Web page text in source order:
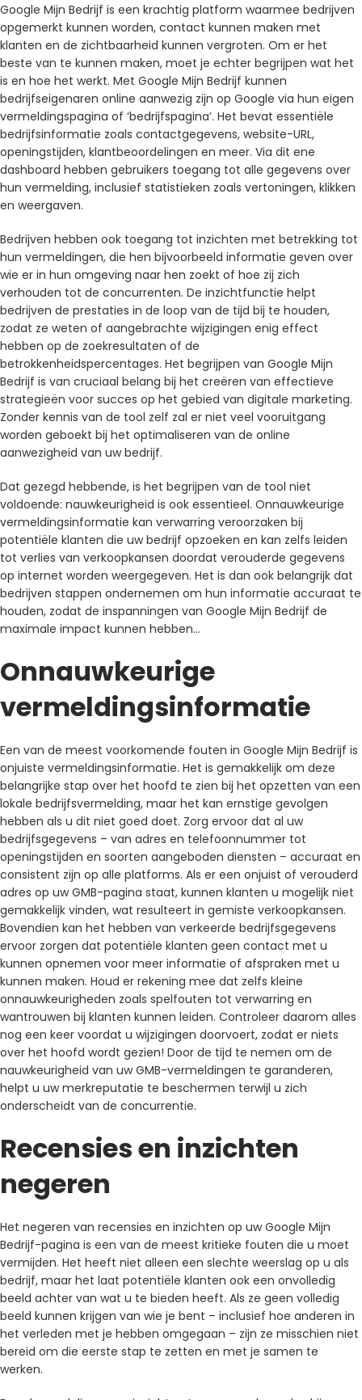
Google Mijn Bedrijf is een krachtig platform waarmee bedrijven
opgemerkt kunnen worden, contact kunnen maken met
klanten en de zichtbaarheid kunnen vergroten. Om er het
beste van te kunnen maken, moet je echter begrijpen wat het
is en hoe het werkt. Met Google Mijn Bedrijf kunnen
bedrijfseigenaren online aanwezig zijn op Google via hun eigen
vermeldingspagina of ‘bedrijfspagina’. Het bevat essentiële
bedrijfsinformatie zoals contactgegevens, website-URL,
openingstijden, klantbeoordelingen en meer. Via dit ene
dashboard hebben gebruikers toegang tot alle gegevens over
hun vermelding, inclusief statistieken zoals vertoningen, klikken
en weergaven.
Bedrijven hebben ook toegang tot inzichten met betrekking tot
hun vermeldingen, die hen bijvoorbeeld informatie geven over
wie er in hun omgeving naar hen zoekt of hoe zij zich
verhouden tot de concurrenten. De inzichtfunctie helpt
bedrijven de prestaties in de loop van de tijd bij te houden,
zodat ze weten of aangebrachte wijzigingen enig effect
hebben op de zoekresultaten of de
betrokkenheidspercentages. Het begrijpen van Google Mijn
Bedrijf is van cruciaal belang bij het creëren van effectieve
strategieën voor succes op het gebied van digitale marketing.
Zonder kennis van de tool zelf zal er niet veel vooruitgang
worden geboekt bij het optimaliseren van de online
aanwezigheid van uw bedrijf.
Dat gezegd hebbende, is het begrijpen van de tool niet
voldoende: nauwkeurigheid is ook essentieel. Onnauwkeurige
vermeldingsinformatie kan verwarring veroorzaken bij
potentiële klanten die uw bedrijf opzoeken en kan zelfs leiden
tot verlies van verkoopkansen doordat verouderde gegevens
op internet worden weergegeven. Het is dan ook belangrijk dat
bedrijven stappen ondernemen om hun informatie accuraat te
houden, zodat de inspanningen van Google Mijn Bedrijf de
maximale impact kunnen hebben…
Onnauwkeurige
vermeldingsinformatie
Een van de meest voorkomende fouten in Google Mijn Bedrijf is
onjuiste vermeldingsinformatie. Het is gemakkelijk om deze
belangrijke stap over het hoofd te zien bij het opzetten van een
lokale bedrijfsvermelding, maar het kan ernstige gevolgen
hebben als u dit niet goed doet. Zorg ervoor dat al uw
bedrijfsgegevens – van adres en telefoonnummer tot
openingstijden en soorten aangeboden diensten – accuraat en
consistent zijn op alle platforms. Als er een onjuist of verouderd
adres op uw GMB-pagina staat, kunnen klanten u mogelijk niet
gemakkelijk vinden, wat resulteert in gemiste verkoopkansen.
Bovendien kan het hebben van verkeerde bedrijfsgegevens
ervoor zorgen dat potentiële klanten geen contact met u
kunnen opnemen voor meer informatie of afspraken met u
kunnen maken. Houd er rekening mee dat zelfs kleine
onnauwkeurigheden zoals spelfouten tot verwarring en
wantrouwen bij klanten kunnen leiden. Controleer daarom alles
nog een keer voordat u wijzigingen doorvoert, zodat er niets
over het hoofd wordt gezien! Door de tijd te nemen om de
nauwkeurigheid van uw GMB-vermeldingen te garanderen,
helpt u uw merkreputatie te beschermen terwijl u zich
onderscheidt van de concurrentie.
Recensies en inzichten
negeren
Het negeren van recensies en inzichten op uw Google Mijn
Bedrijf-pagina is een van de meest kritieke fouten die u moet
vermijden. Het heeft niet alleen een slechte weerslag op u als
bedrijf, maar het laat potentiële klanten ook een onvolledig
beeld achter van wat u te bieden heeft. Als ze geen volledig
beeld kunnen krijgen van wie je bent – ​​inclusief hoe anderen in
het verleden met je hebben omgegaan – zijn ze misschien niet
bereid om die eerste stap te zetten en met je samen te
werken.